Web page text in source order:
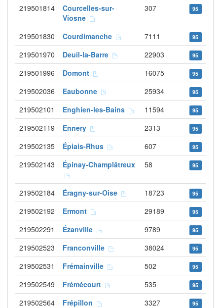
219501814
Courcelles-sur-
Viosne
307 95
219501830 Courdimanche 7111 95
219501970 Deuil-la-Barre 22903 95
219501996 Domont 16075 95
219502036 Eaubonne 25934 95
219502101 Enghien-les-Bains 11594 95
219502119 Ennery 2313 95
219502135 Épiais-Rhus 607 95
219502143 Épinay-Champlâtreux 58 95
219502184 Éragny-sur-Oise 18723 95
219502192 Ermont 29189 95
219502291 Ézanville 9789 95
219502523 Franconville 38024 95
219502531 Frémainville 502 95
219502549 Frémécourt 535 95
219502564 Frépillon 3327 95